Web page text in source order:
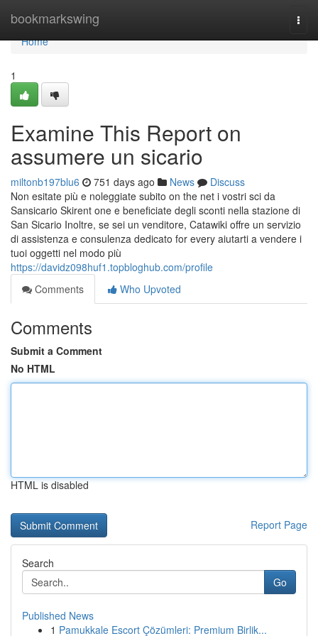
bookmarkswing
Home
Home
1
Examine This Report on
assumere un sicario
miltonb197blu6 751 days ago News
Discuss
Non esitate più e noleggiate subito on the net i vostri sci da
Sansicario Skirent one e beneficiate degli sconti nella stazione di
San Sicario Inoltre, se sei un venditore, Catawiki offre un servizio
di assistenza e consulenza dedicato for every aiutarti a vendere i
tuoi oggetti nel modo più
https://davidz098huf1.topbloghub.com/profile
Comments
Who Upvoted
Comments
Submit a Comment
No HTML
HTML is disabled
Report Page
Search
Go
Published News
1 Pamukkale Escort Çözümleri: Premium Birlik...